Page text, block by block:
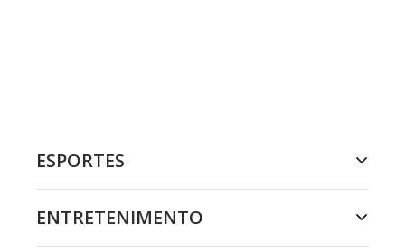
ESPORTES
ENTRETENIMENTO